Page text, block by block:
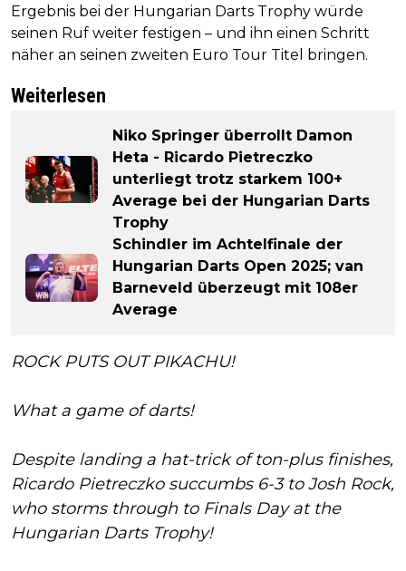
Ergebnis bei der Hungarian Darts Trophy würde
seinen Ruf weiter festigen – und ihn einen Schritt
näher an seinen zweiten Euro Tour Titel bringen.
Weiterlesen
Niko Springer überrollt Damon
Heta - Ricardo Pietreczko
unterliegt trotz starkem 100+
Average bei der Hungarian Darts
Trophy
Schindler im Achtelfinale der
Hungarian Darts Open 2025; van
Barneveld überzeugt mit 108er
Average
ROCK PUTS OUT PIKACHU!
What a game of darts!
Despite landing a hat-trick of ton-plus finishes,
Ricardo Pietreczko succumbs 6-3 to Josh Rock,
who storms through to Finals Day at the
Hungarian Darts Trophy!